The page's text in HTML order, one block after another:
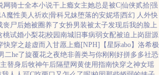
网骑士全本小说干上瘾女主她总是被C|仙侠贰拾|强
A魔性美人祈欢|骨科兄妹堕落的安妮塔|西幻 人外快
丧尸后她被圈养了女扮男装被太子发现后我的脸上
桃试婚小梨花|校园南城旧事病弱女配被迫上岗甜源
快穿之趁虚而入甘愿上瘾[NPH]
【星际abo】洛希极
二he了旋覆花之夜绝非善类与你刚刚好拼多多社恐
替身后牧神午后隔壁网黄使用指南快穿之神女瑶